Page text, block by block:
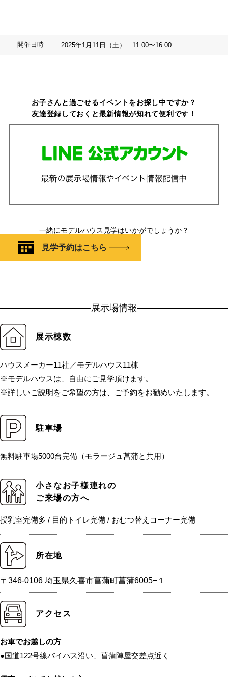
開催日時 2025年1月11日（土） 11:00〜16:00
お子さんと過ごせるイベントをお探し中ですか？
友達登録しておくと最新情報が知れて便利です！
一緒にモデルハウス見学はいかがでしょうか？
見学予約はこちら
展示場情報
展示棟数
ハウスメーカー11社／モデルハウス11棟
※モデルハウスは、自由にご見学頂けます。
※詳しいご説明をご希望の方は、ご予約をお勧めいたします。
駐車場
無料駐車場5000台完備（モラージュ菖蒲と共用）
小さなお子様連れの
ご来場の方へ
授乳室完備多 / 目的トイレ完備 / おむつ替えコーナー完備
所在地
〒346-0106 埼玉県久喜市菖蒲町菖蒲6005−１
アクセス
お車でお越しの方
●国道122号線バイパス沿い、菖蒲陣屋交差点近く